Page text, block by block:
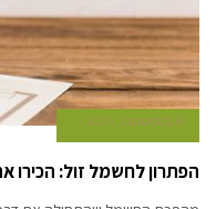
8 בספטמבר 2024
הפתרון לחשמל זול: